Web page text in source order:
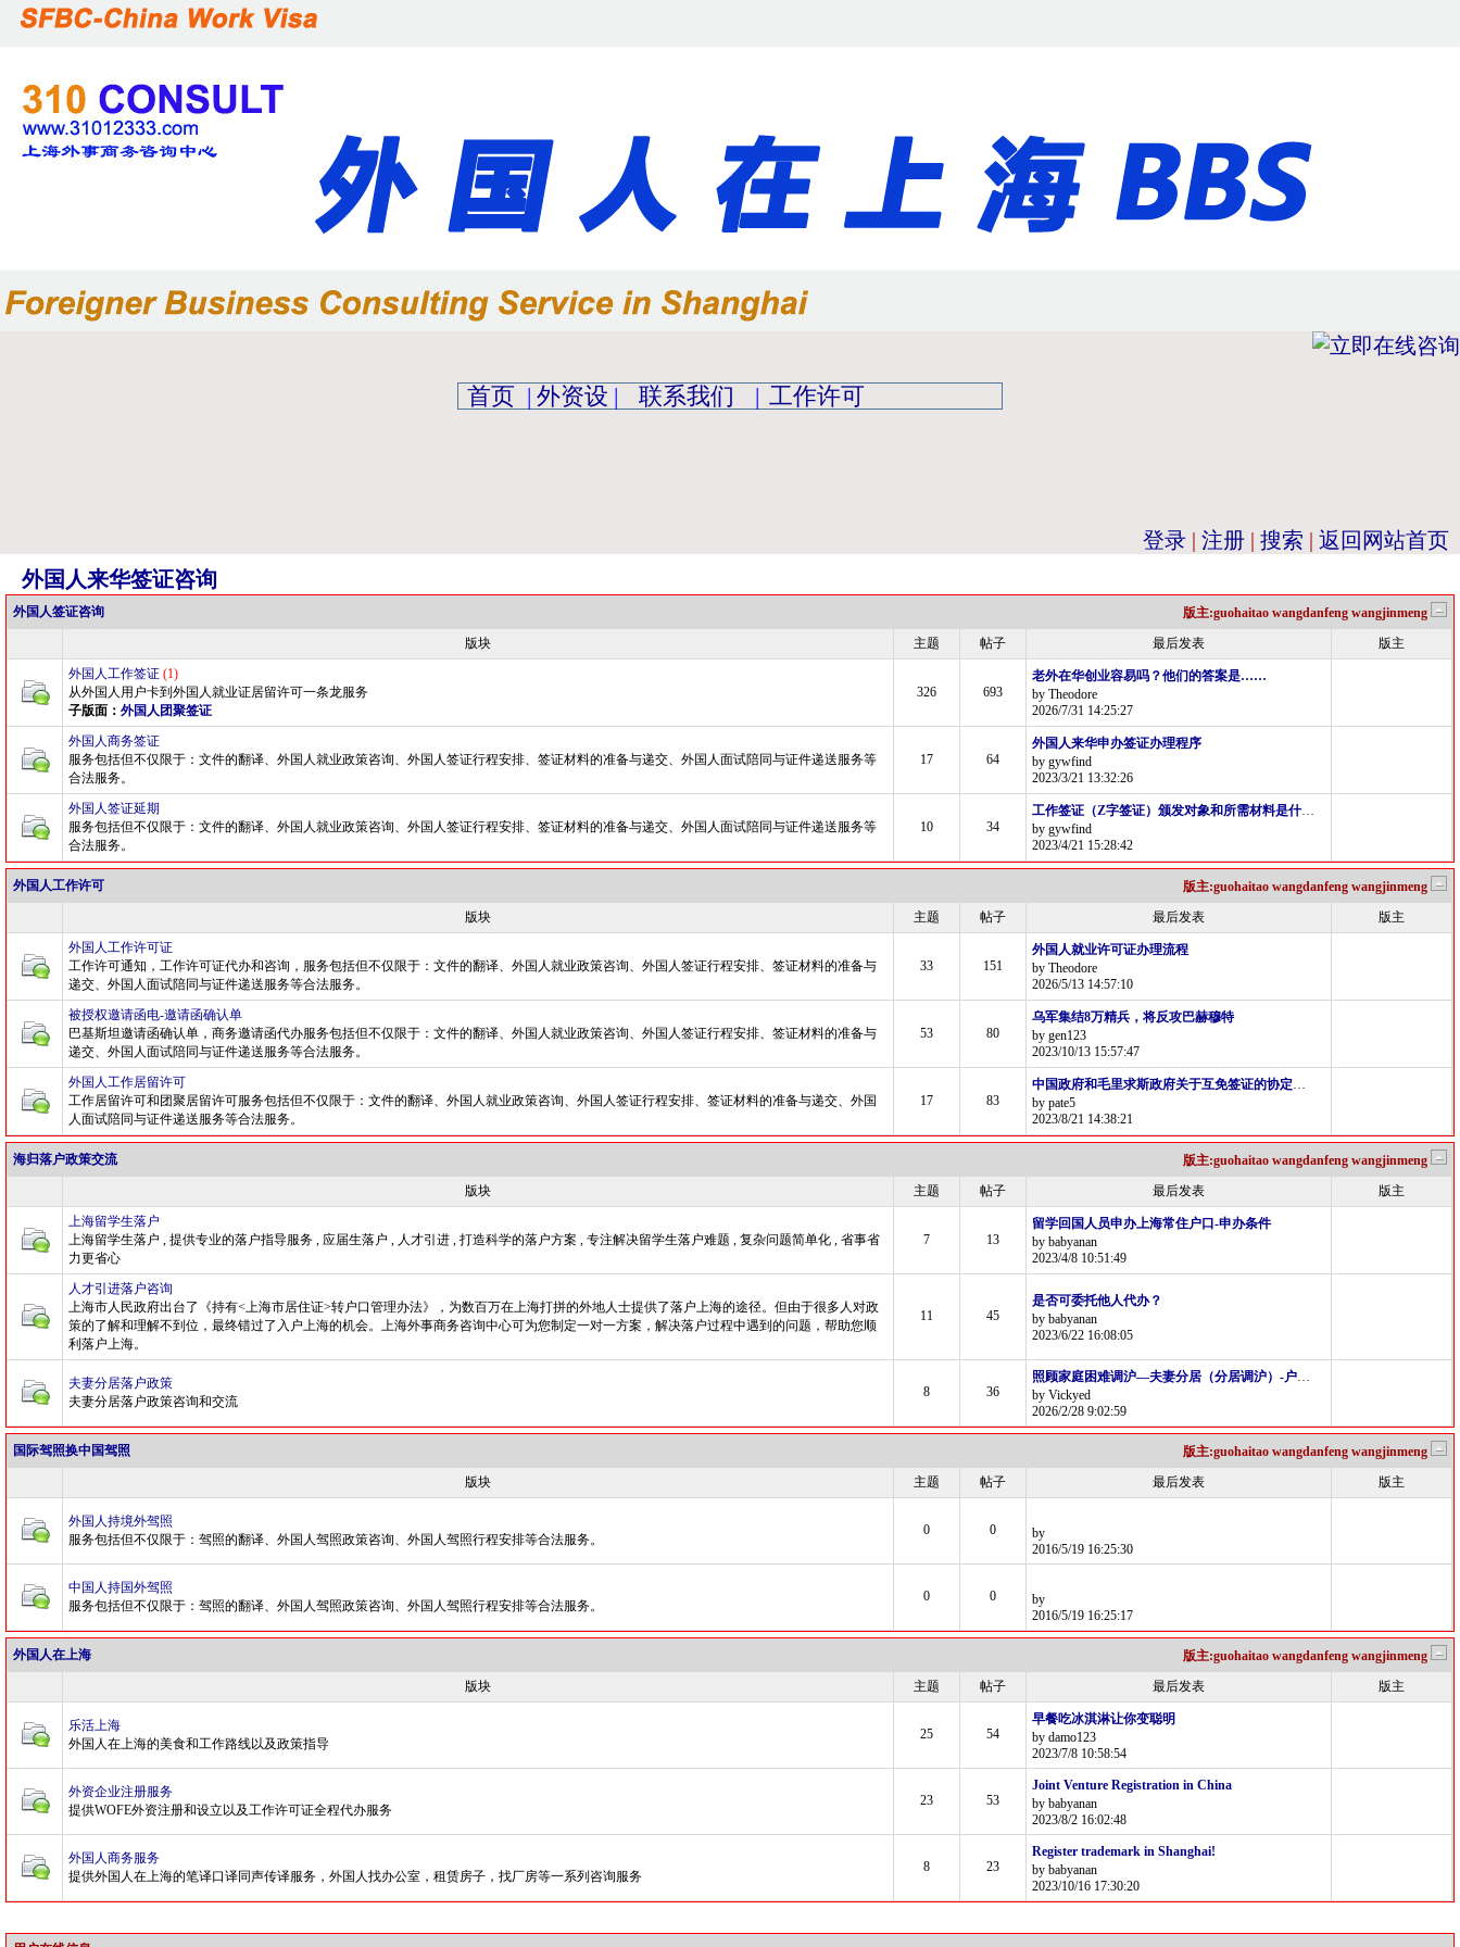
首页 | 外资设 | 联系我们 | 工作许可
登录 | 注册 | 搜索 | 返回网站首页
外国人来华签证咨询
外国人签证咨询
版主:guohaitao wangdanfeng wangjinmeng
版块
主题 帖子 最后发表
版主
外国人工作签证 (1)
从外国人用户卡到外国人就业证居留许可一条龙服务
子版面： 外国人团聚签证
326 693
老外在华创业容易吗？他们的答案是……
by Theodore
2026/7/31 14:25:27
外国人商务签证
服务包括但不仅限于：文件的翻译、外国人就业政策咨询、外国人签证行程安排、签证材料的准备与递交、外国人面试陪同与证件递送服务等
合法服务。
17 64
外国人来华申办签证办理程序
by gywfind
2023/3/21 13:32:26
外国人签证延期
服务包括但不仅限于：文件的翻译、外国人就业政策咨询、外国人签证行程安排、签证材料的准备与递交、外国人面试陪同与证件递送服务等
合法服务。
10 34
工作签证（Z字签证）颁发对象和所需材料是什么？
by gywfind
2023/4/21 15:28:42
外国人工作许可
版主:guohaitao wangdanfeng wangjinmeng
版块
主题 帖子 最后发表
版主
外国人工作许可证
工作许可通知，工作许可证代办和咨询，服务包括但不仅限于：文件的翻译、外国人就业政策咨询、外国人签证行程安排、签证材料的准备与
递交、外国人面试陪同与证件递送服务等合法服务。
33 151
外国人就业许可证办理流程
by Theodore
2026/5/13 14:57:10
被授权邀请函电-邀请函确认单
巴基斯坦邀请函确认单，商务邀请函代办服务包括但不仅限于：文件的翻译、外国人就业政策咨询、外国人签证行程安排、签证材料的准备与
递交、外国人面试陪同与证件递送服务等合法服务。
53 80
乌军集结8万精兵，将反攻巴赫穆特
by gen123
2023/10/13 15:57:47
外国人工作居留许可
工作居留许可和团聚居留许可服务包括但不仅限于：文件的翻译、外国人就业政策咨询、外国人签证行程安排、签证材料的准备与递交、外国
人面试陪同与证件递送服务等合法服务。
17 83
中国政府和毛里求斯政府关于互免签证的协定即将生效
by pate5
2023/8/21 14:38:21
海归落户政策交流
版主:guohaitao wangdanfeng wangjinmeng
版块
主题 帖子 最后发表
版主
上海留学生落户
上海留学生落户 , 提供专业的落户指导服务 , 应届生落户 , 人才引进 , 打造科学的落户方案 , 专注解决留学生落户难题 , 复杂问题简单化 , 省事省
力更省心
7 13
留学回国人员申办上海常住户口-申办条件
by babyanan
2023/4/8 10:51:49
人才引进落户咨询
上海市人民政府出台了《持有<上海市居住证>转户口管理办法》，为数百万在上海打拼的外地人士提供了落户上海的途径。但由于很多人对政
策的了解和理解不到位，最终错过了入户上海的机会。上海外事商务咨询中心可为您制定一对一方案，解决落户过程中遇到的问题，帮助您顺
利落户上海。
11 45
是否可委托他人代办？
by babyanan
2023/6/22 16:08:05
夫妻分居落户政策
夫妻分居落户政策咨询和交流
8 36
照顾家庭困难调沪―夫妻分居（分居调沪）-户口迁入流程
by Vickyed
2026/2/28 9:02:59
国际驾照换中国驾照
版主:guohaitao wangdanfeng wangjinmeng
版块
主题 帖子 最后发表 版主
外国人持境外驾照
服务包括但不仅限于：驾照的翻译、外国人驾照政策咨询、外国人驾照行程安排等合法服务。
0 0
by
2016/5/19 16:25:30
中国人持国外驾照
服务包括但不仅限于：驾照的翻译、外国人驾照政策咨询、外国人驾照行程安排等合法服务。
0 0
by
2016/5/19 16:25:17
外国人在上海
版主:guohaitao wangdanfeng wangjinmeng
版块
主题 帖子 最后发表 版主
乐活上海
外国人在上海的美食和工作路线以及政策指导
25 54
早餐吃冰淇淋让你变聪明
by damo123
2023/7/8 10:58:54
外资企业注册服务
提供WOFE外资注册和设立以及工作许可证全程代办服务
23 53
Joint Venture Registration in China
by babyanan
2023/8/2 16:02:48
外国人商务服务
提供外国人在上海的笔译口译同声传译服务，外国人找办公室，租赁房子，找厂房等一系列咨询服务
8 23
Register trademark in Shanghai!
by babyanan
2023/10/16 17:30:20